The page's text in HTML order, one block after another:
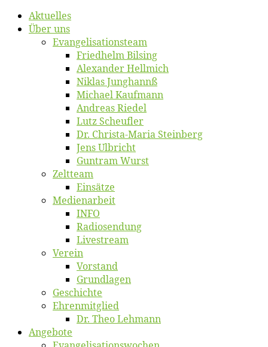
Ak­tu­el­les
Über uns
Evangelisa­tions­team
Fried­helm Bilsing
Alex­an­der Hellmich
Ni­klas Junghannß
Mi­cha­el Kaufmann
An­dre­as Riedel
Lutz Scheuf­ler
Dr. Chris­­ta-Ma­ria Steinberg
Jens Ulb­richt
Gun­tram Wurst
Zelt­team
Ein­sät­ze
Me­di­en­ar­beit
INFO
Ra­dio­sen­dung
Live­stream
Ver­ein
Vor­stand
Grund­la­gen
Ge­schich­te
Eh­ren­mit­glied
Dr. Theo Lehmann
An­ge­bo­te